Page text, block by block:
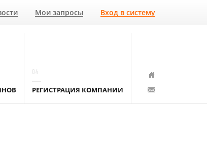
Мои запросы Вход в систему
РЕГИСТРАЦИЯ КОМПАНИИ